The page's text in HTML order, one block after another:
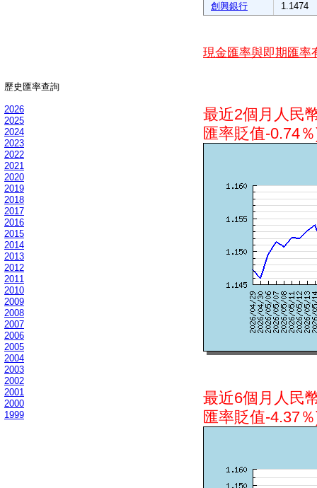
歷史匯率查詢
2026
2025
2024
2023
2022
2021
2020
2019
2018
2017
2016
2015
2014
2013
2012
2011
2010
2009
2008
2007
2006
2005
2004
2003
2002
2001
2000
1999
創興銀行
1.1474
現金匯率與即期匯率
最近2個月人民
匯率貶值-0.74
最近6個月人民
匯率貶值-4.37